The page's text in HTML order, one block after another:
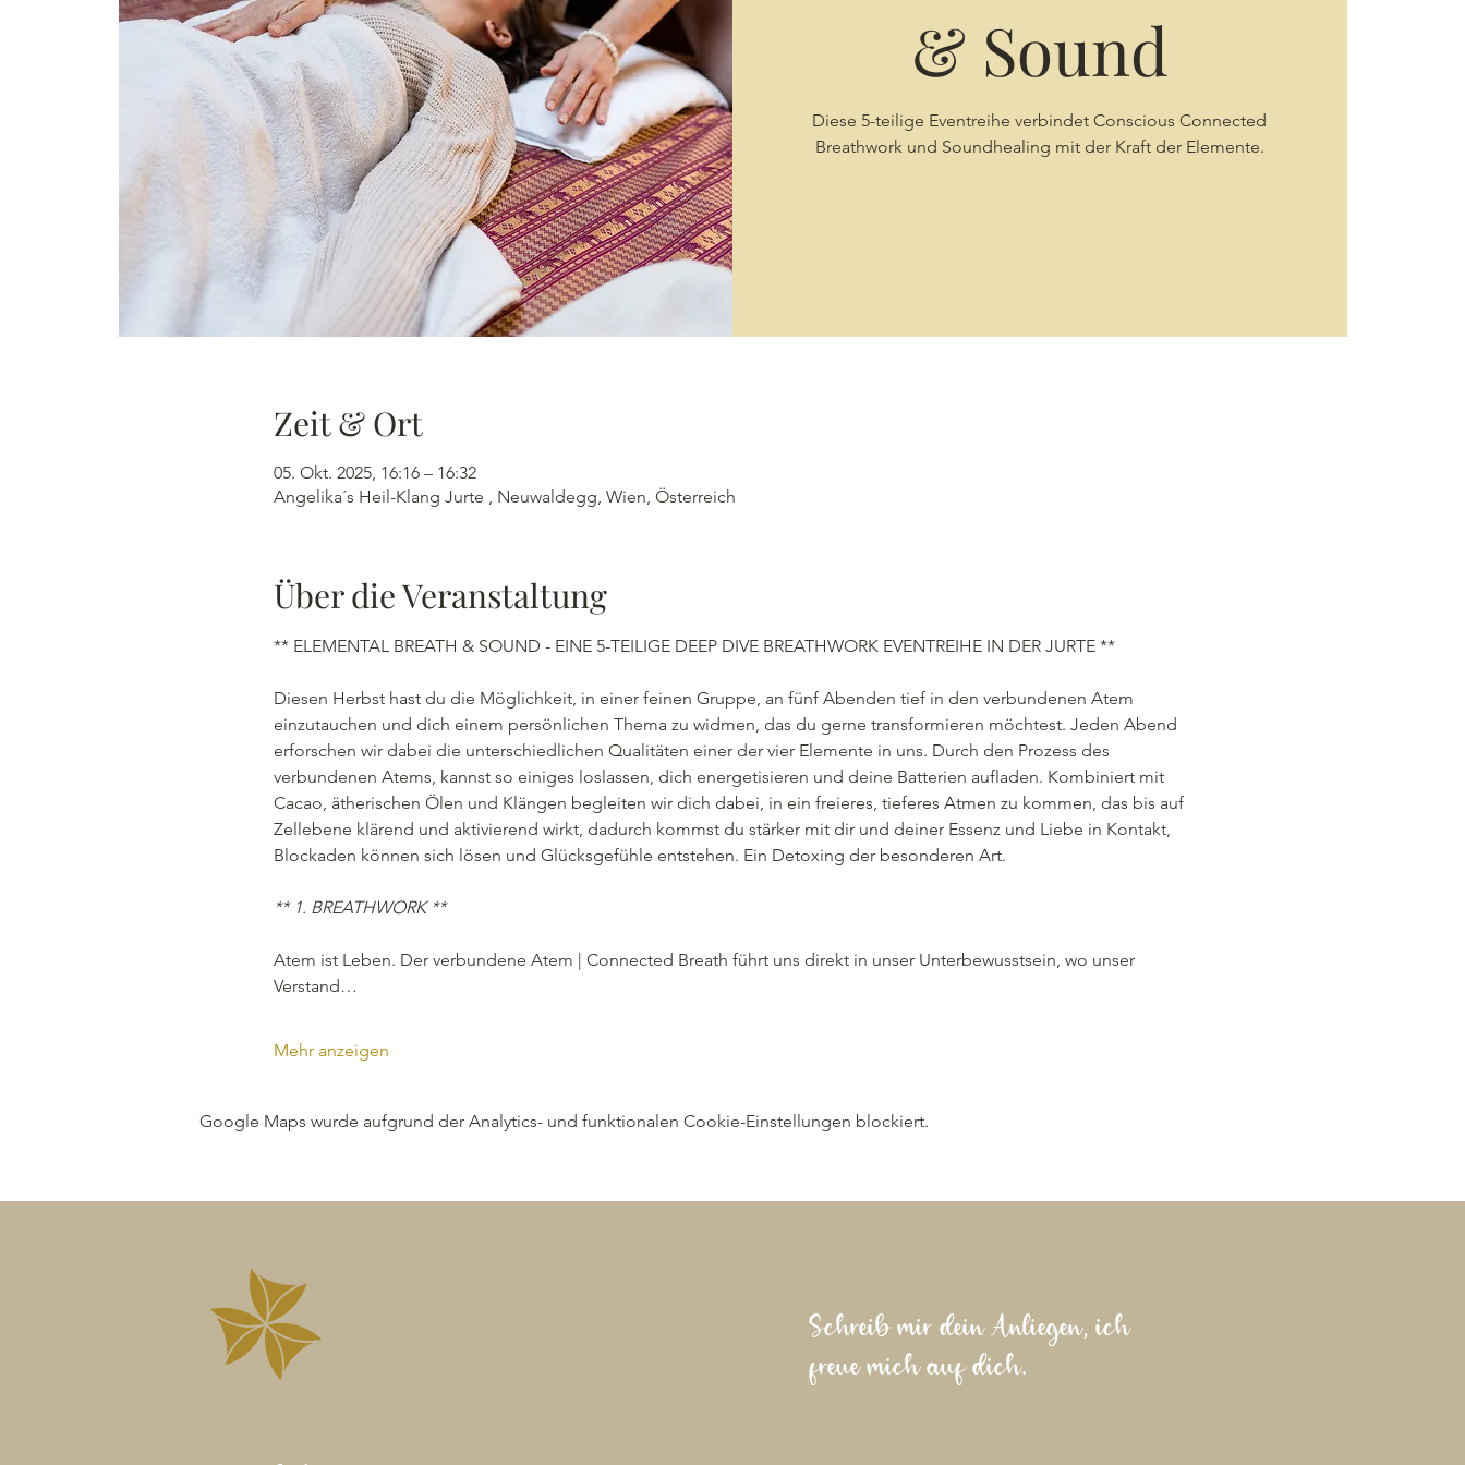
& Sound
Diese 5-teilige Eventreihe verbindet Conscious Connected
Breathwork und Soundhealing mit der Kraft der Elemente.
Zeit & Ort
05. Okt. 2025, 16:16 – 16:32
Angelika´s Heil-Klang Jurte , Neuwaldegg, Wien, Österreich
Über die Veranstaltung
** ELEMENTAL BREATH & SOUND - EINE 5-TEILIGE DEEP DIVE BREATHWORK EVENTREIHE IN DER JURTE **
Diesen Herbst hast du die Möglichkeit, in einer feinen Gruppe, an fünf Abenden tief in den verbundenen Atem
einzutauchen und dich einem persönlichen Thema zu widmen, das du gerne transformieren möchtest. Jeden Abend
erforschen wir dabei die unterschiedlichen Qualitäten einer der vier Elemente in uns. Durch den Prozess des
verbundenen Atems, kannst so einiges loslassen, dich energetisieren und deine Batterien aufladen. Kombiniert mit
Cacao, ätherischen Ölen und Klängen begleiten wir dich dabei, in ein freieres, tieferes Atmen zu kommen, das bis auf
Zellebene klärend und aktivierend wirkt, dadurch kommst du stärker mit dir und deiner Essenz und Liebe in Kontakt,
Blockaden können sich lösen und Glücksgefühle entstehen. Ein Detoxing der besonderen Art.
** 1. BREATHWORK **
Atem ist Leben. Der verbundene Atem | Connected Breath führt uns direkt in unser Unterbewusstsein, wo unser
Verstand…
Mehr anzeigen
Google Maps wurde aufgrund der Analytics- und funktionalen Cookie-Einstellungen blockiert.
Schreib mir dein Anliegen, ich
freue mich auf dich.